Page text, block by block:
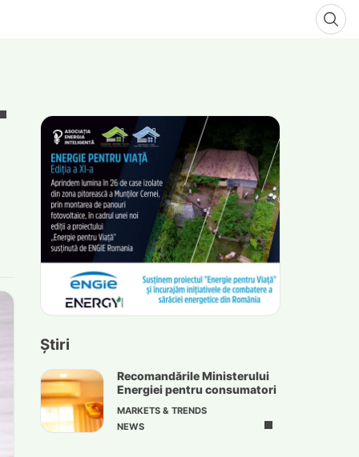
Știri
Recomandările Ministerului
Energiei pentru consumatori
MARKETS & TRENDS
NEWS